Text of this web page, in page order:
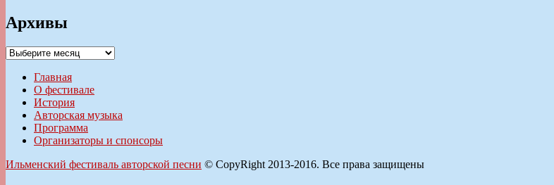
Архивы
Архивы
Главная
О фестивале
История
Авторская музыка
Программа
Организаторы и спонсоры
Ильменский фестиваль авторской песни © CopyRight 2013-2016. Все права защищены